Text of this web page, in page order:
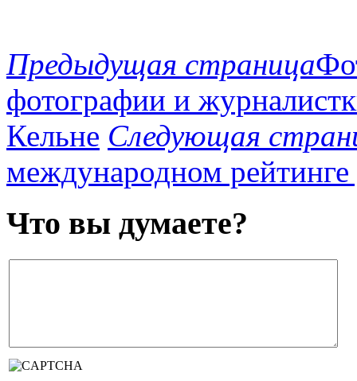
Предыдущая страница
фотографии и
Кельне Следующая
международном рейтинге
Что вы думаете?